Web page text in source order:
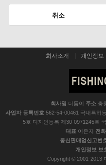
취소
회사소개 개인정보
회사명 더듬이 주소 충
사업자 등록번호 562-54-00461 국내특허
5호 디자인등록 제30-0971245호
대표 이은지 전화
통신판매업신고번
개인정보 보
Copyright © 2001-2013